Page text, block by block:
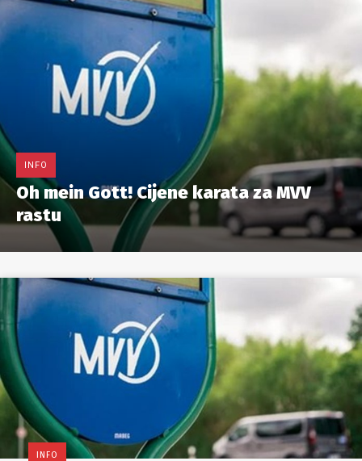
INFO
Oh mein Gott! Cijene karata za MVV
rastu
INFO